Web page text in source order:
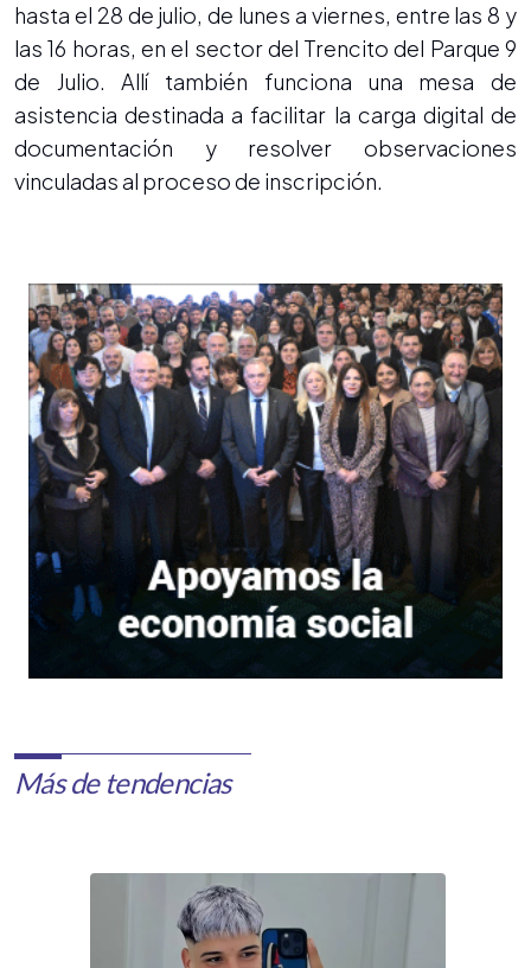
hasta el 28 de julio, de lunes a viernes, entre las 8 y
las 16 horas, en el sector del Trencito del Parque 9
de Julio. Allí también funciona una mesa de
asistencia destinada a facilitar la carga digital de
documentación y resolver observaciones
vinculadas al proceso de inscripción.
Más de tendencias